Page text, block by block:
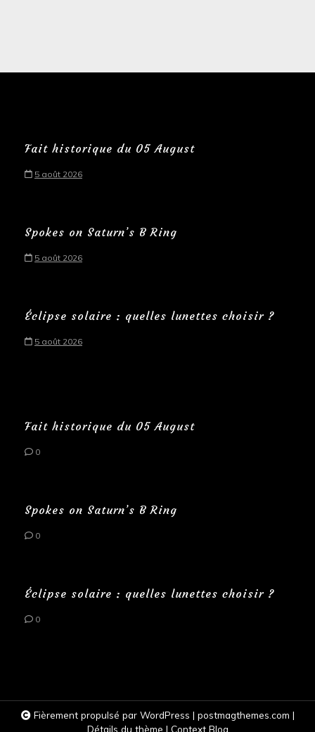
Fait historique du 05 August
5 août 2026
Spokes on Saturn’s B Ring
5 août 2026
Éclipse solaire : quelles lunettes choisir ?
5 août 2026
Fait historique du 05 August
0
Spokes on Saturn’s B Ring
0
Éclipse solaire : quelles lunettes choisir ?
0
Fièrement propulsé par WordPress | postmagthemes.com |
Détails du thème | Context Blog